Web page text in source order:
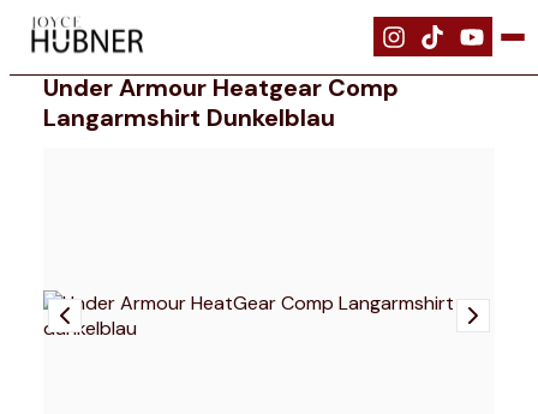
| Bekleidung Under Armour HeatGear Comp Langarmshirt
Under Armour Heatgear Comp
Langarmshirt Dunkelblau